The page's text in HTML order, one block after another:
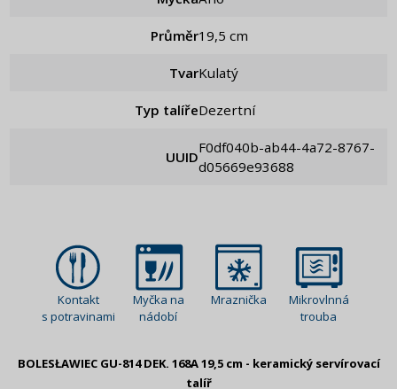
Průměr 19,5 cm
Tvar Kulatý
Typ talíře Dezertní
UUID
f0df040b-ab44-4a72-8767-
d05669e93688
Kontakt
s potravinami
Myčka na
nádobí
Mraznička
Mikrovlnná
trouba
BOLESŁAWIEC GU-814 DEK. 168A 19,5 cm - keramický servírovací
talíř